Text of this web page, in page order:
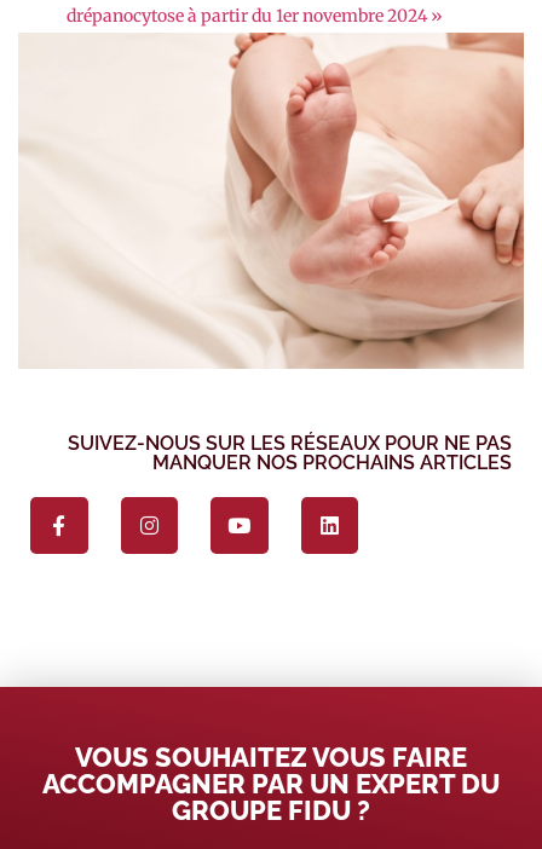
drépanocytose à partir du 1er novembre 2024 »
SUIVEZ-NOUS SUR LES RÉSEAUX POUR NE PAS
MANQUER NOS PROCHAINS ARTICLES
VOUS SOUHAITEZ VOUS FAIRE
ACCOMPAGNER PAR UN EXPERT DU
GROUPE FIDU ?